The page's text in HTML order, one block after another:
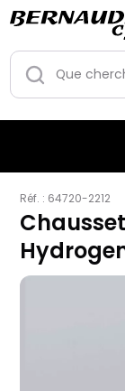
Réf. : 64720-2212